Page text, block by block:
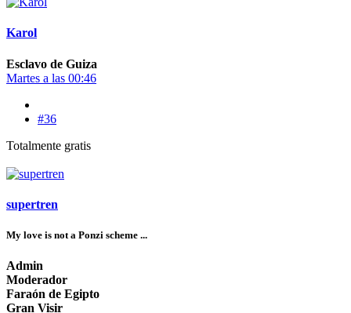
Karol
Esclavo de Guiza
Martes a las 00:46
#36
Totalmente gratis
supertren
My love is not a Ponzi scheme ...
Admin
Moderador
Faraón de Egipto
Gran Visir